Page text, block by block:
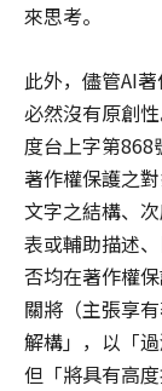
來思考。
此外，儘管AI
必然沒有原創
度台上字第868
著作權保護之
文字之結構、
表或輔助描述
否均在著作權
關將（主張享
解構」，以「
但「將具有高